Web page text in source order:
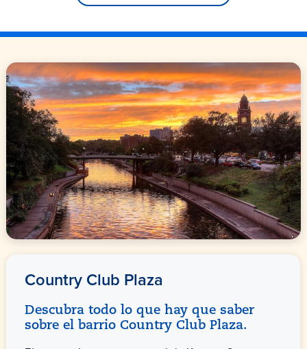
Country Club Plaza
Descubra todo lo que hay que saber
sobre el barrio Country Club Plaza.